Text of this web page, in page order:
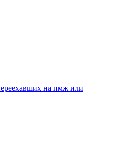
на пмж или